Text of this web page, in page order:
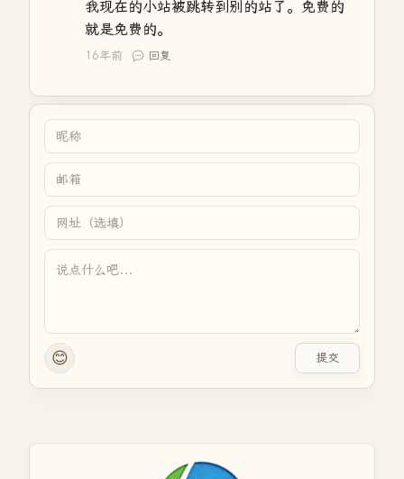
我现在的小站被跳转到别的站了。免费的
就是免费的。
16年前 回复
😊 提交